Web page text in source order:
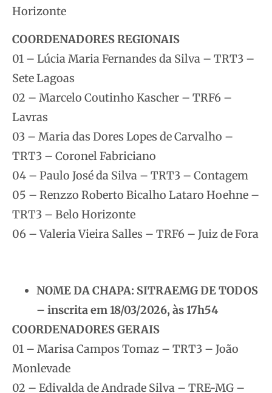
Horizonte
COORDENADORES REGIONAIS
01 – Lúcia Maria Fernandes da Silva – TRT3 –
Sete Lagoas
02 – Marcelo Coutinho Kascher – TRF6 –
Lavras
03 – Maria das Dores Lopes de Carvalho –
TRT3 – Coronel Fabriciano
04 – Paulo José da Silva – TRT3 – Contagem
05 – Renzzo Roberto Bicalho Lataro Hoehne –
TRT3 – Belo Horizonte
06 – Valeria Vieira Salles – TRF6 – Juiz de Fora
NOME DA CHAPA: SITRAEMG DE TODOS
– inscrita em 18/03/2026, às 17h54
COORDENADORES GERAIS
01 – Marisa Campos Tomaz – TRT3 – João
Monlevade
02 – Edivalda de Andrade Silva – TRE-MG –